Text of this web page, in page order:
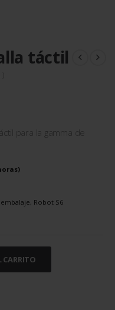
táctil
para la gamma de
Robot S6
CARRITO